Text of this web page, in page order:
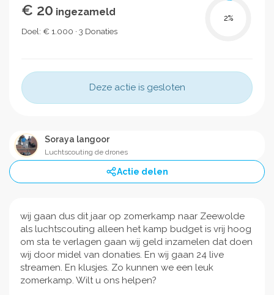
€ 20 ingezameld
Doel: € 1.000 · 3 Donaties
2%
Deze actie is gesloten
Soraya langoor
Luchtscouting de drones
Actie delen
wij gaan dus dit jaar op zomerkamp naar Zeewolde
als luchtscouting alleen het kamp budget is vrij hoog
om sta te verlagen gaan wij geld inzamelen dat doen
wij door midel van donaties. En wij gaan 24 live
streamen. En klusjes. Zo kunnen we een leuk
zomerkamp. Wilt u ons helpen?